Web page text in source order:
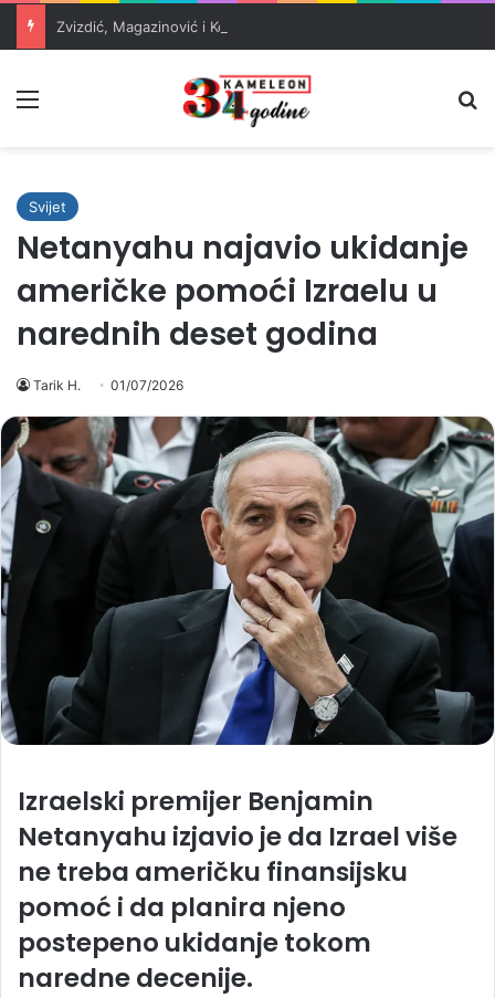
Svijet
Netanyahu najavio ukidanje
američke pomoći Izraelu u
narednih deset godina
Tarik H. 01/07/2026
Izraelski premijer Benjamin
Netanyahu izjavio je da Izrael više
ne treba američku finansijsku
pomoć i da planira njeno
postepeno ukidanje tokom
naredne decenije.